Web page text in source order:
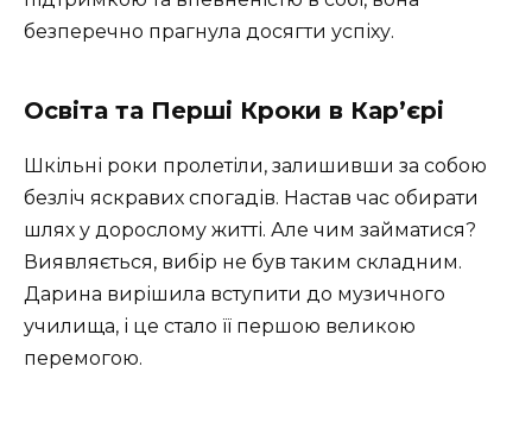
безперечно прагнула досягти успіху.
Освіта та Перші Кроки в Кар’єрі
Шкільні роки пролетіли, залишивши за собою
безліч яскравих спогадів. Настав час обирати
шлях у дорослому житті. Але чим займатися?
Виявляється, вибір не був таким складним.
Дарина вирішила вступити до музичного
училища, і це стало її першою великою
перемогою.